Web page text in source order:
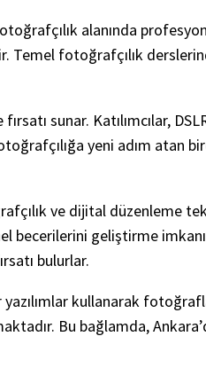
alanında
Temel fotoğrafçılık
sunar. Katılımcılar,
yeni adım atan
ve dijital düzenleme
becerilerini geliştirme
bulurlar.
kullanarak
Bu bağlamda,